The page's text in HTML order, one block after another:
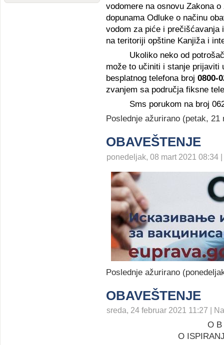
vodomere na osnovu Zakona
dopunama Odluke o načinu
vodom za piće i prečišćavanja
na teritoriji opštine Kanjiža i
Ukoliko neko od
može to učiniti i stanje prijaviti
besplatnog telefona broj 0800-
zvanjem sa područja fiksne
Sms porukom na broj
Poslednje ažurirano (petak, 21
OBAVEŠTENJE
ponedeljak, 08 mart 2021 08:34
Poslednje ažurirano
OBAVEŠTENJE
sreda, 24 februar 2021 11:27 |
O B
O